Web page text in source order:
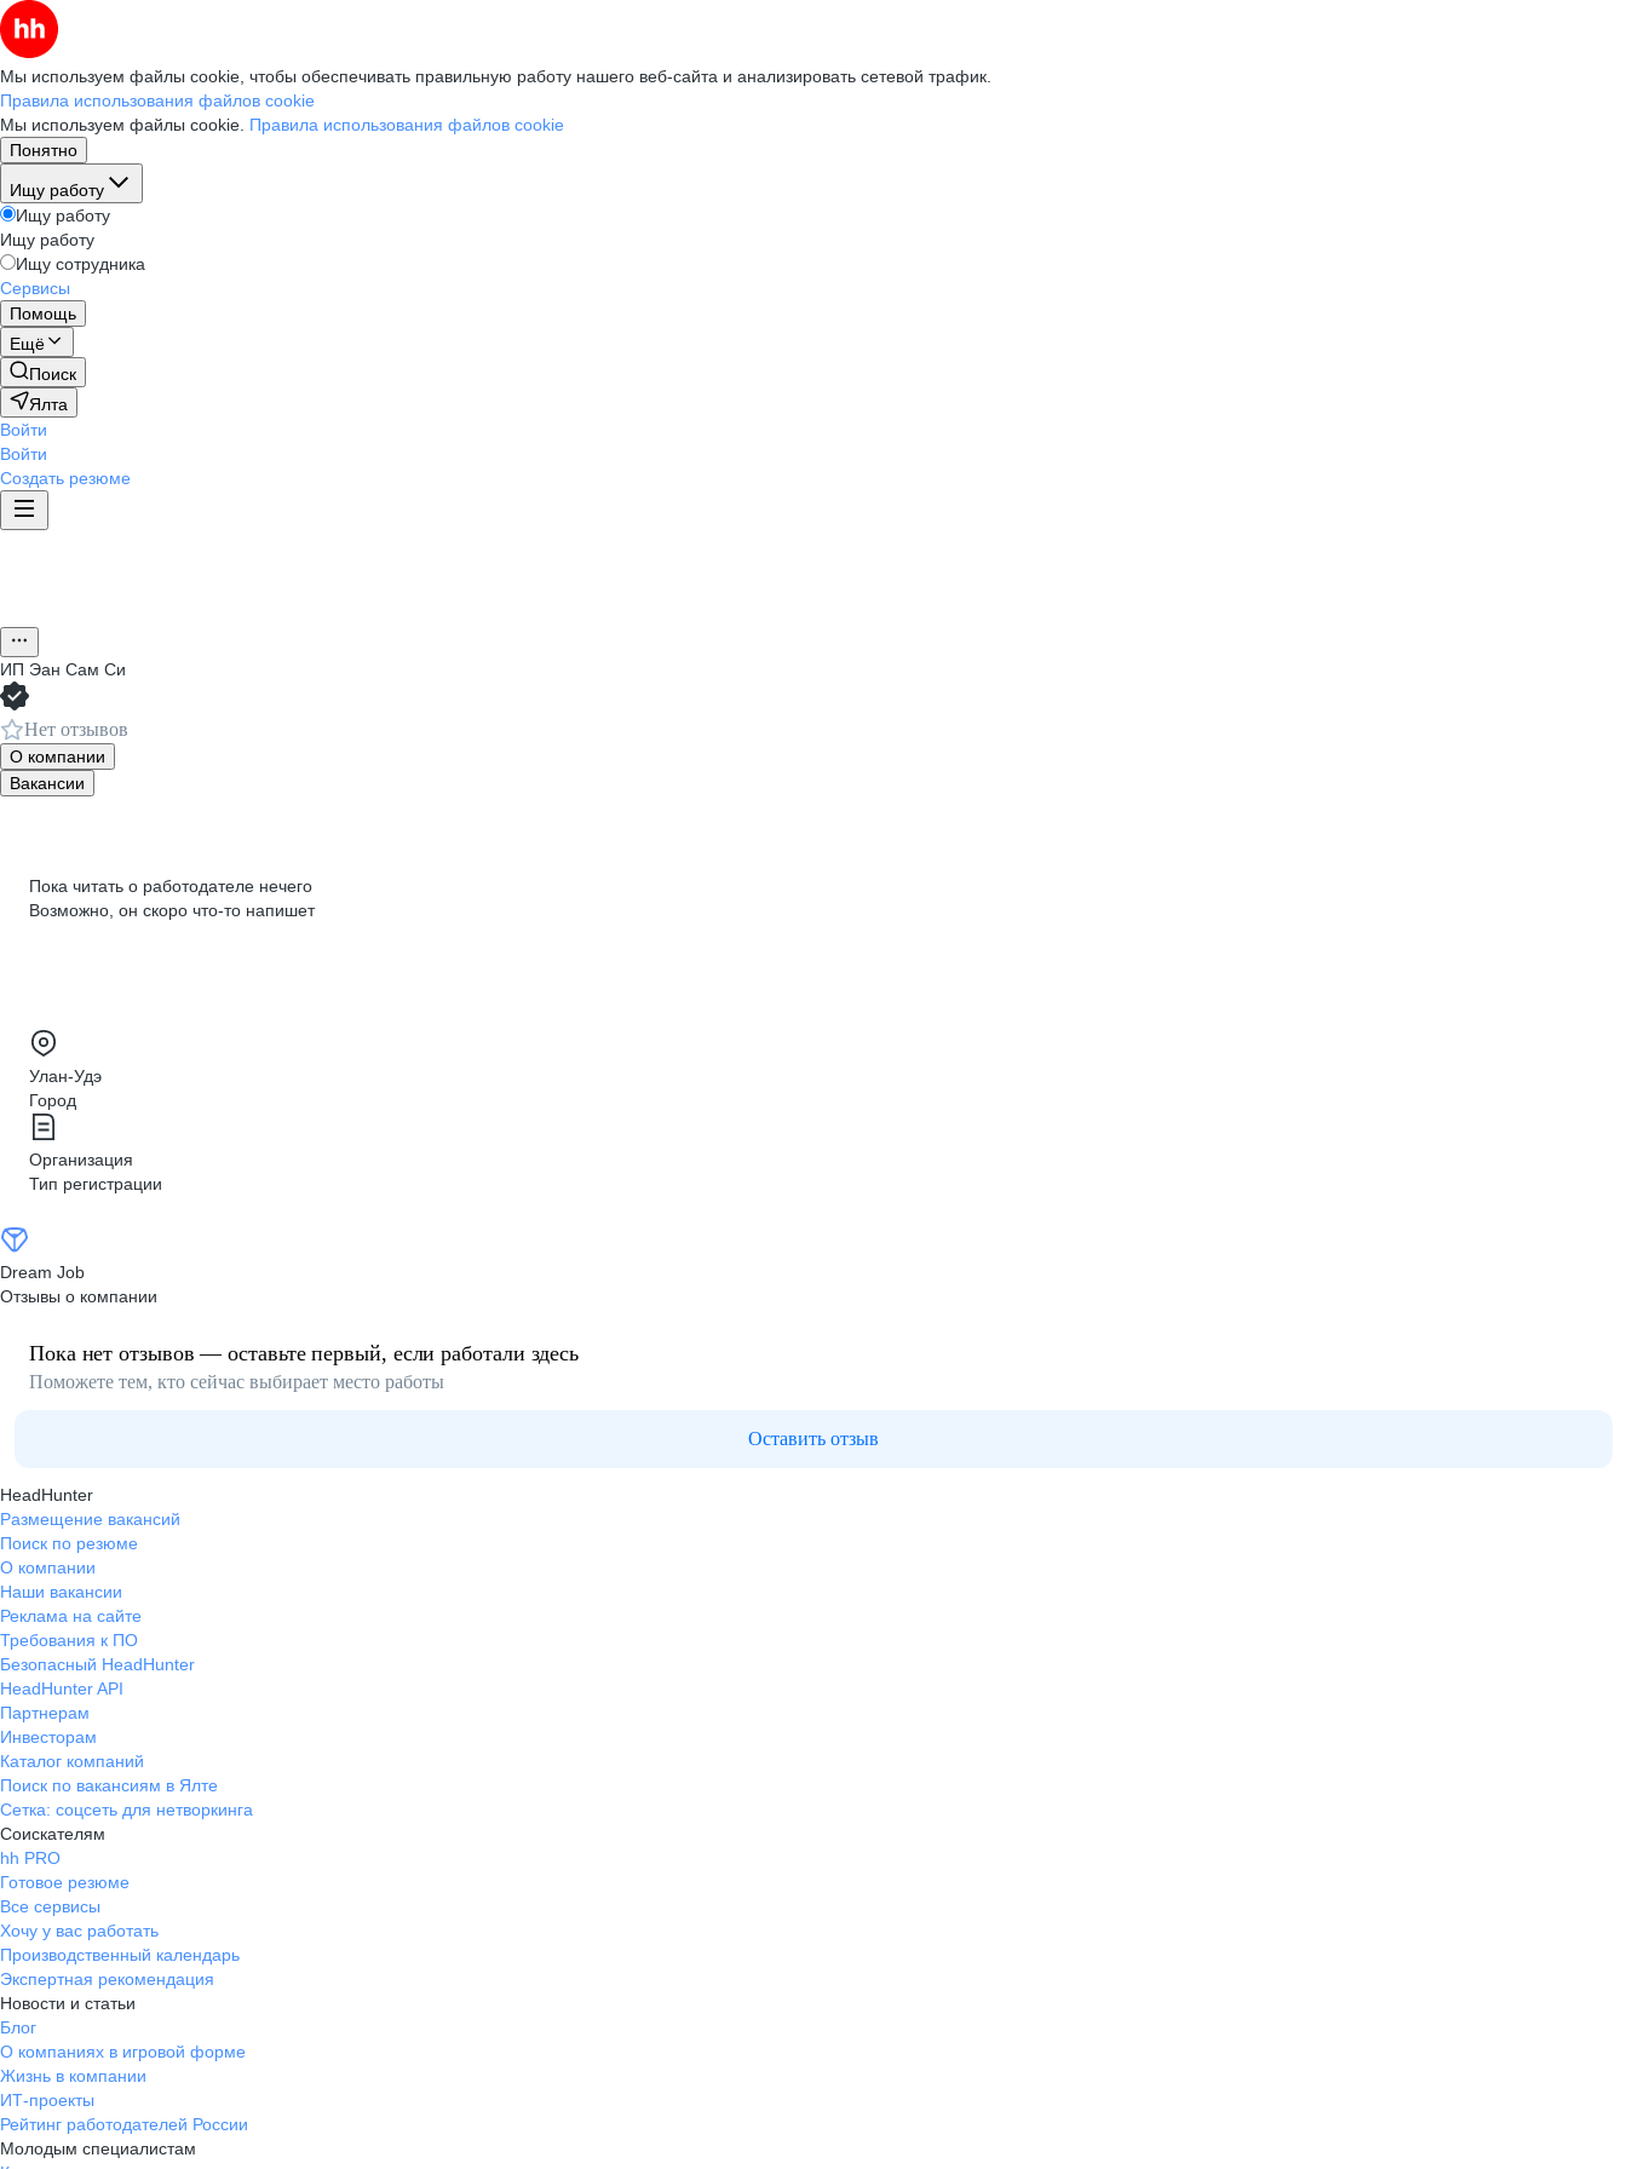
Мы используем файлы cookie, чтобы обеспечивать правильную работу нашего веб-сайта и анализировать сетевой трафик.
Правила использования файлов cookie
Мы используем файлы cookie. Правила использования файлов cookie
Понятно
Ищу работу
Ищу работу
Ищу работу
Ищу сотрудника
Сервисы
Помощь
Ещё
Поиск
Ялта
Войти
Войти
Создать резюме
ИП Эан Сам Си
Нет отзывов
О компании
Вакансии
Пока читать о работодателе нечего
Возможно, он скоро что‑то напишет
Улан-Удэ
Город
Организация
Тип регистрации
Dream Job
Отзывы о компании
Пока нет отзывов — оставьте первый, если работали здесь
Поможете тем, кто сейчас выбирает место работы
Оставить отзыв
HeadHunter
Размещение вакансий
Поиск по резюме
О компании
Наши вакансии
Реклама на сайте
Требования к ПО
Безопасный HeadHunter
HeadHunter API
Партнерам
Инвесторам
Каталог компаний
Поиск по вакансиям в Ялте
Сетка: соцсеть для нетворкинга
Соискателям
hh PRO
Готовое резюме
Все сервисы
Хочу у вас работать
Производственный календарь
Экспертная рекомендация
Новости и статьи
Блог
О компаниях в игровой форме
Жизнь в компании
ИТ-проекты
Рейтинг работодателей России
Молодым специалистам